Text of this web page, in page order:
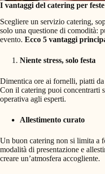
I vantaggi del catering per
Scegliere un servizio catering,
solo una questione di comodità:
evento. Ecco 5 vantaggi
Niente stress, solo festa
Dimentica ore ai fornelli, piatti
Con il catering puoi concentrarti
operativa agli esperti.
Allestimento curato
Un buon catering non si limita a
modalità di presentazione e
creare un’atmosfera accogliente.